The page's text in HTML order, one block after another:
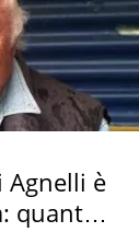
Agnelli è
quanto